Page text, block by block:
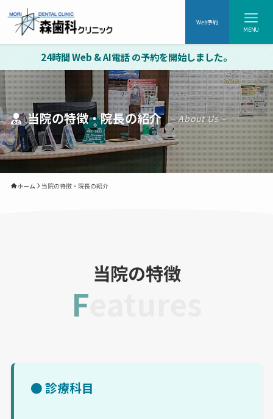
Web予約
MENU
24時間 Web & AI電話 の予約を開始しました。
当院の特徴・院長の紹介 – About Us –
ホーム 当院の特徴・院長の紹介
当院の特徴
● 診療科目